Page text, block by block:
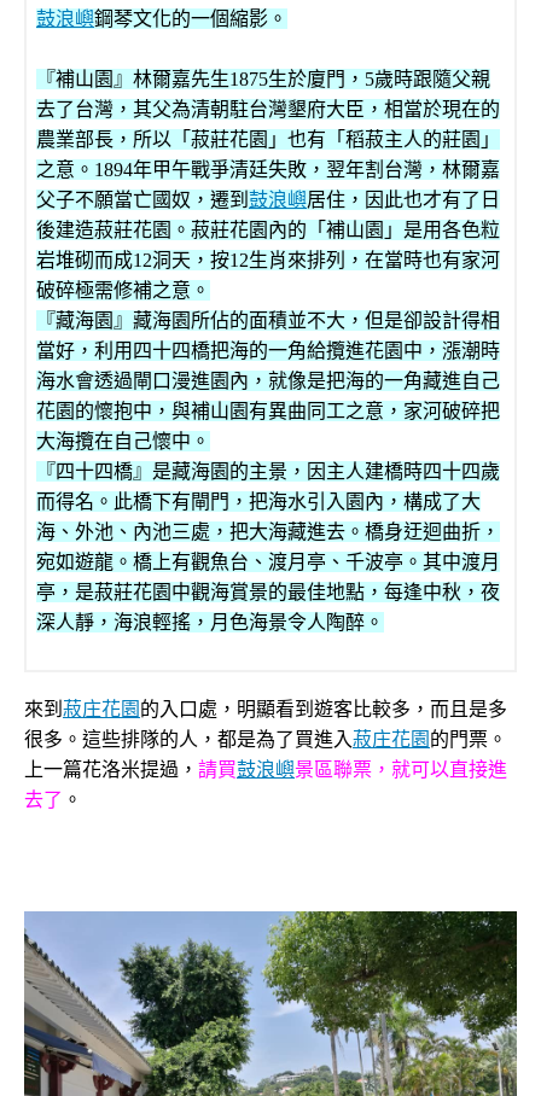
鼓浪嶼鋼琴文化的一個縮影。
『補山園』林爾嘉先生1875生於廈門，5歲時跟隨父親
去了台灣，其父為清朝駐台灣墾府大臣，相當於現在的
農業部長，所以「菽莊花園」也有「稻菽主人的莊園」
之意。1894年甲午戰爭清廷失敗，翌年割台灣，林爾嘉
父子不願當亡國奴，遷到 鼓浪嶼居住，因此也才有了日
後建造菽莊花園。菽莊花園內的「補山園」是用各色粒
岩堆砌而成12洞天，按12生肖來排列，在當時也有家河
破碎極需修補之意。
『藏海園』藏海園所佔的面積並不大，但是卻設計得相
當好，利用四十四橋把海的一角給攬進花園中，漲潮時
海水會透過閘口漫進園內，就像是把海的一角藏進自己
花園的懷抱中，與補山園有異曲同工之意，家河破碎把
大海攬在自己懷中。
『四十四橋』是藏海園的主景，因主人建橋時四十四歲
而得名。此橋下有閘門，把海水引入園內，構成了大
海、外池、內池三處，把大海藏進去。橋身迂迴曲折，
宛如遊龍。橋上有觀魚台、渡月亭、千波亭。其中渡月
亭，是菽莊花園中觀海賞景的最佳地點，每逢中秋，夜
深人靜，海浪輕搖，月色海景令人陶醉。
來到 菽庄花園 的入口處，明顯看到遊客比較多，而且是多
很多。這些排隊的人，都是為了買進入菽庄花園 的門票。
上一篇花洛米提過， 請買鼓浪嶼景區聯票，就可以直接進
去了 。